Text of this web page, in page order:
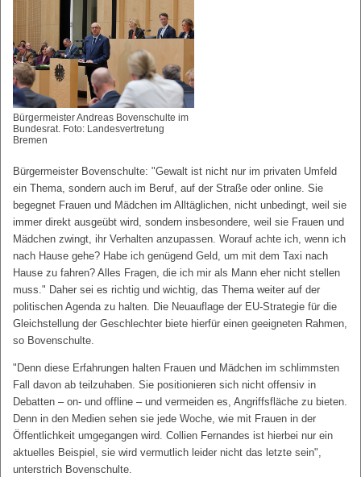
Bürgermeister Andreas Bovenschulte im
Bundesrat. Foto: Landesvertretung
Bremen
Bürgermeister Bovenschulte: "Gewalt ist nicht nur im privaten Umfeld
ein Thema, sondern auch im Beruf, auf der Straße oder online. Sie
begegnet Frauen und Mädchen im Alltäglichen, nicht unbedingt, weil sie
immer direkt ausgeübt wird, sondern insbesondere, weil sie Frauen und
Mädchen zwingt, ihr Verhalten anzupassen. Worauf achte ich, wenn ich
nach Hause gehe? Habe ich genügend Geld, um mit dem Taxi nach
Hause zu fahren? Alles Fragen, die ich mir als Mann eher nicht stellen
muss." Daher sei es richtig und wichtig, das Thema weiter auf der
politischen Agenda zu halten. Die Neuauflage der EU-Strategie für die
Gleichstellung der Geschlechter biete hierfür einen geeigneten Rahmen,
so Bovenschulte.
"Denn diese Erfahrungen halten Frauen und Mädchen im schlimmsten
Fall davon ab teilzuhaben. Sie positionieren sich nicht offensiv in
Debatten – on- und offline – und vermeiden es, Angriffsfläche zu bieten.
Denn in den Medien sehen sie jede Woche, wie mit Frauen in der
Öffentlichkeit umgegangen wird. Collien Fernandes ist hierbei nur ein
aktuelles Beispiel, sie wird vermutlich leider nicht das letzte sein",
unterstrich Bovenschulte.